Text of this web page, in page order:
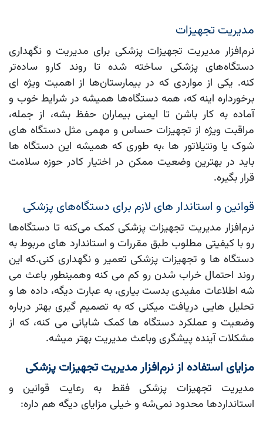
مدیریت تجهیزات
نرم‌افزار مدیریت تجهیزات پزشکی برای مدیریت و نگهداری
دستگاه‌های پزشکی ساخته شده تا روند کارو ساده‌تر
کنه. یکی از مواردی که در بیمارستان‌ها از اهمیت ویژه ای
برخورداره اینه که، همه دستگاه‌ها همیشه در شرایط خوب و
آماده به کار باشن تا ایمنی بیماران حفظ بشه، از جمله،
مراقبت ویژه از تجهیزات حساس و مهمی مثل دستگاه های
شوک یا ونتیلاتور ها ،به طوری که همیشه این دستگاه ها
باید در بهترین وضعیت ممکن در اختیار کادر حوزه سلامت
قرار بگیره.
قوانین و استاندار های لازم برای دستگاه‌های پزشکی
نرم‌افزار مدیریت تجهیزات پزشکی کمک می‌کنه تا دستگاه‌ها
رو با کیفیتی مطلوب طبق مقررات و استاندارد های مربوط به
دستگاه ها و تجهیزات پزشکی تعمیر و نگهداری کنی.که این
روند احتمال خراب شدن رو کم می کنه وهمینطور باعث می
شه اطلاعات مفیدی بدست بیاری، به عبارت دیگه، داده ها و
تحلیل هایی دریافت میکنی که به تصمیم گیری بهتر درباره
وضعیت و عملکرد دستگاه ها کمک شایانی می کنه، که از
مشکلات آینده پیشگری وباعث مدیریت بهتر میشه.
مزایای استفاده از نرم‌افزار مدیریت تجهیزات پزشکی
مدیریت تجهیزات پزشکی فقط به رعایت قوانین و
استانداردها محدود نمی‌شه و خیلی مزایای دیگه هم داره: